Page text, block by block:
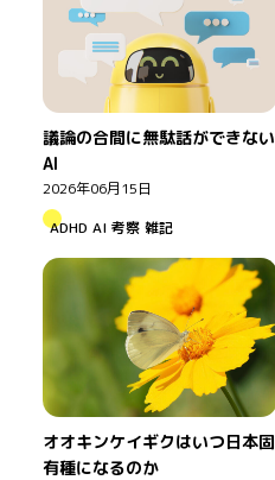
議論の合間に無駄話ができない
AI
2026年06月15日
ADHD AI 考察 雑記
オオキンケイギクはいつ日本固
有種になるのか